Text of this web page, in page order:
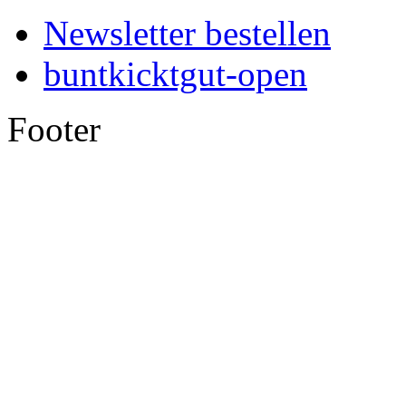
Newsletter bestellen
buntkicktgut-open
Footer